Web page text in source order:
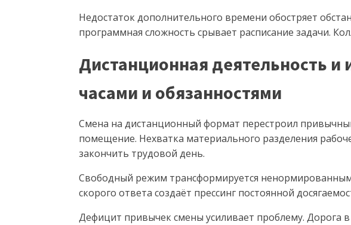
Недостаток дополнительного времени обостряет
программная сложность срывает расписание задачи.
Дистанционная деятельность
часами и обязанностями
Смена на дистанционный формат перестроил
помещение. Нехватка материального разделения
закончить трудовой день.
Свободный режим трансформируется
скорого ответа создаёт прессинг постоянной
Дефицит привычек смены усиливает проблему. Дорога